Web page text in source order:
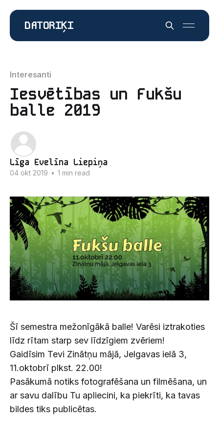
DATORIĶI
Interesanti
Iesvētības un Fukšu
balle 2019
Līga Evelīna Liepiņa
04 okt 2019 • 1 min read
Šī semestra mežonīgākā balle! Varēsi iztrakoties
līdz rītam starp sev līdzīgiem zvēriem!
Gaidīsim Tevi Zinātņu mājā, Jelgavas ielā 3,
11.oktobrī plkst. 22.00!
Pasākumā notiks fotografēšana un filmēšana, un
ar savu dalību Tu apliecini, ka piekrīti, ka tavas
bildes tiks publicētas.